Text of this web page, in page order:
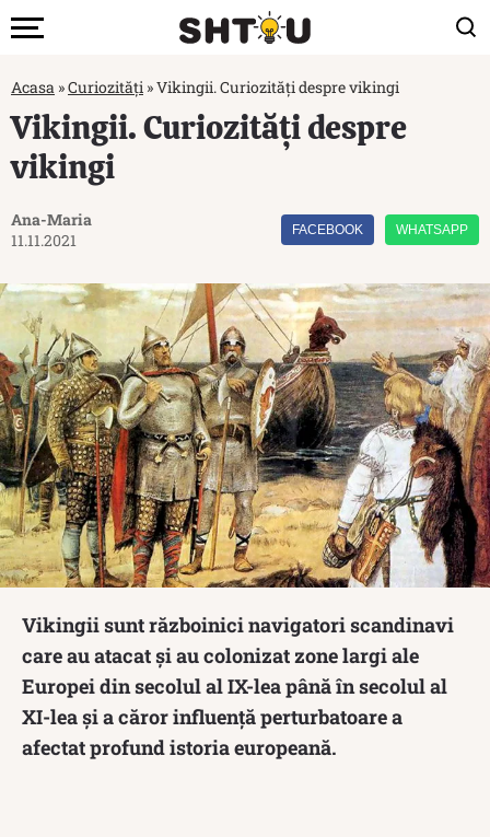
Acasa »Curiozități »Vikingii. Curiozități despre vikingi
Vikingii. Curiozități despre
vikingi
Ana-Maria
11.11.2021
FACEBOOK WHATSAPP
Vikingii sunt războinici navigatori scandinavi
care au atacat și au colonizat zone largi ale
Europei din secolul al IX-lea până în secolul al
XI-lea și a căror influență perturbatoare a
afectat profund istoria europeană.